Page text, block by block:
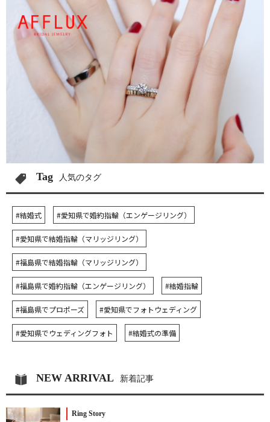
Tag 人気のタグ
#結婚式 #愛知県で婚約指輪（エンゲージリング）
#愛知県で結婚指輪（マリッジリング）
#福島県で結婚指輪（マリッジリング）
#福島県で婚約指輪（エンゲージリング） #結婚指輪
#福島県でプロポーズ #愛知県でフォトウェディング
#愛知県でウェディングフォト #結婚式の準備
NEW ARRIVAL 新着記事
Ring Story